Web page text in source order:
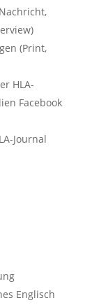
(Print,
HLA-
Facebook
Journal
Englisch